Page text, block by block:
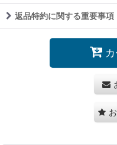
返品特約に関する重要事項